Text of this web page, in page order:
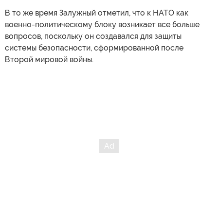
В то же время Залужный отметил, что к НАТО как
военно-политическому блоку возникает все больше
вопросов, поскольку он создавался для защиты
системы безопасности, сформированной после
Второй мировой войны.